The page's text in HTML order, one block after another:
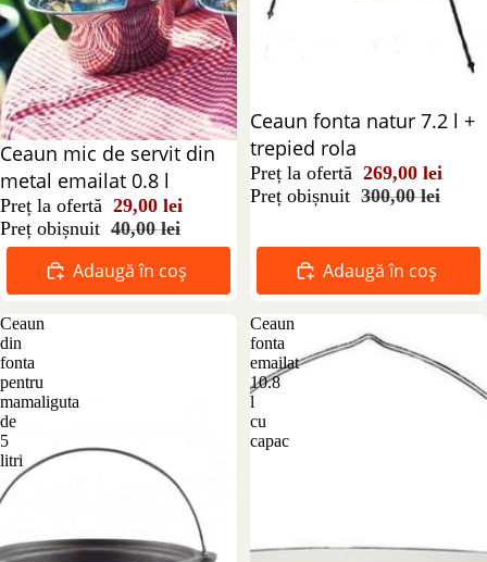
Reducere 28%
Ceaun mic de servit din
metal emailat 0.8 l
Preț la ofertă 29,00 lei
Preț obișnuit 40,00 lei
Adaugă în coș
Reducere 10%
Ceaun fonta natur 7.2 l +
trepied rola
Preț la ofertă 269,00 lei
Preț obișnuit 300,00 lei
Adaugă în coș
Ceaun
din
fonta
pentru
mamaliguta
de
5
litri
Ceaun
fonta
emailat
10.8
l
cu
capac